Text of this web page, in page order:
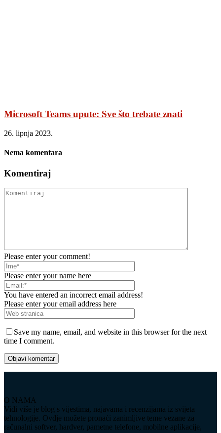
Microsoft Teams upute: Sve što trebate znati
26. lipnja 2023.
Nema komentara
Komentiraj
Please enter your comment!
Please enter your name here
You have entered an incorrect email address!
Please enter your email address here
Save my name, email, and website in this browser for the next
time I comment.
O NAMA
Vidi više je blog s vijestima, najavama i recenzijama iz svijeta
tehnologije. Ovdje možete pronaći zanimljive teme vezane za
računalni softver, hardver, pametne telefone, mobilne aplikacije,